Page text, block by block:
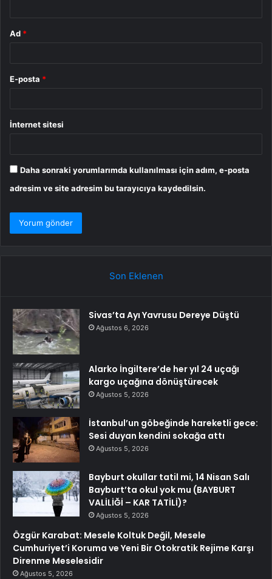
Ad *
E-posta *
İnternet sitesi
Daha sonraki yorumlarımda kullanılması için adım, e-posta
adresim ve site adresim bu tarayıcıya kaydedilsin.
Son Eklenen
Sivas’ta Ayı Yavrusu Dereye Düştü
Ağustos 6, 2026
Alarko İngiltere’de her yıl 24 uçağı
kargo uçağına dönüştürecek
Ağustos 5, 2026
İstanbul’un göbeğinde hareketli gece:
Sesi duyan kendini sokağa attı
Ağustos 5, 2026
Bayburt okullar tatil mi, 14 Nisan Salı
Bayburt’ta okul yok mu (BAYBURT
VALİLİĞİ – KAR TATİLİ)?
Ağustos 5, 2026
Özgür Karabat: Mesele Koltuk Değil, Mesele
Cumhuriyet’i Koruma ve Yeni Bir Otokratik Rejime Karşı
Direnme Meselesidir
Ağustos 5, 2026